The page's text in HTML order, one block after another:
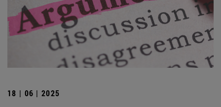
18 | 06 | 2025